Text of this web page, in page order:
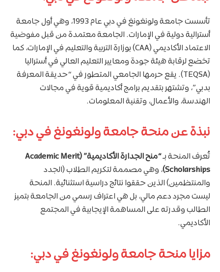
تأسست جامعة ولونغونغ في دبي عام 1993، وهي أول جامعة
أسترالية دولية في الإمارات. الجامعة معتمدة من قبل مفوضية
الاعتماد الأكاديمي (CAA) بوزارة التربية والتعليم في الإمارات، كما
تخضع لرقابة هيئة جودة ومعايير التعليم العالي في أستراليا
(TEQSA). يقع حرمها الجامعي المتطور في “حديقة المعرفة
بدبي”، وتشتهر بتقديم برامج أكاديمية قوية في مجالات
الهندسة، والأعمال، وتقنية المعلومات.
نبذة عن منحة جامعة ولونغونغ في دبي:
تُعرف المنحة بـ
“منح الجدارة الأكاديمية” (Academic Merit
Scholarships) ، وهي مصممة لتكريم الطلاب (الجدد
والمنتظمين) الذين حققوا نتائج دراسية استثنائية. المنحة
ليست مجرد دعم مالي، بل هي اعتراف رسمي من الجامعة بتميز
الطالب وقدرته على المساهمة الإيجابية في المجتمع
الأكاديمي.
مزايا منحة جامعة ولونغونغ في دبي: